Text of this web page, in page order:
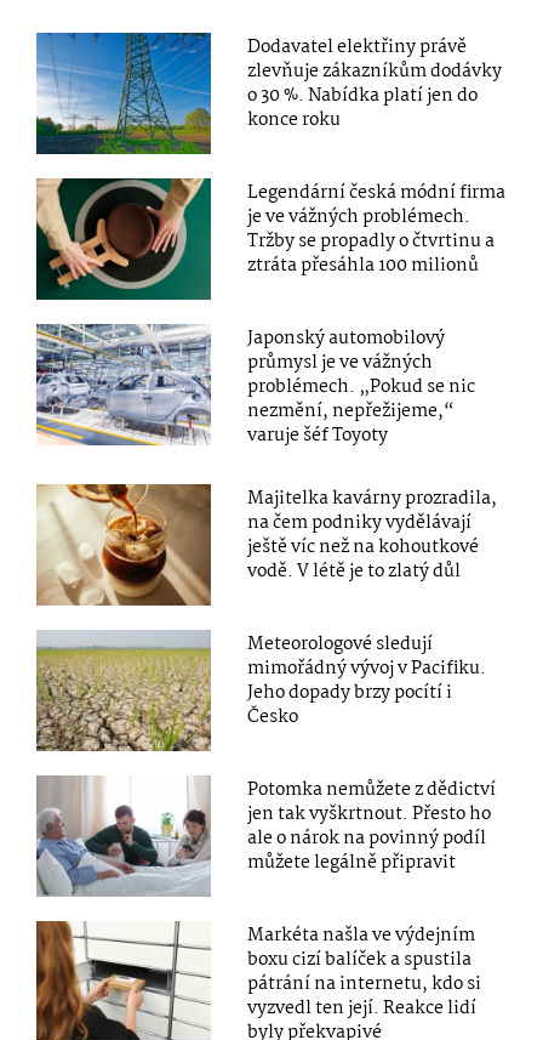
Dodavatel elektřiny právě
zlevňuje zákazníkům dodávky
o 30 %. Nabídka platí jen do
konce roku
Legendární česká módní firma
je ve vážných problémech.
Tržby se propadly o čtvrtinu a
ztráta přesáhla 100 milionů
Japonský automobilový
průmysl je ve vážných
problémech. „Pokud se nic
nezmění, nepřežijeme,“
varuje šéf Toyoty
Majitelka kavárny prozradila,
na čem podniky vydělávají
ještě víc než na kohoutkové
vodě. V létě je to zlatý důl
Meteorologové sledují
mimořádný vývoj v Pacifiku.
Jeho dopady brzy pocítí i
Česko
Potomka nemůžete z dědictví
jen tak vyškrtnout. Přesto ho
ale o nárok na povinný podíl
můžete legálně připravit
Markéta našla ve výdejním
boxu cizí balíček a spustila
pátrání na internetu, kdo si
vyzvedl ten její. Reakce lidí
byly překvapivé